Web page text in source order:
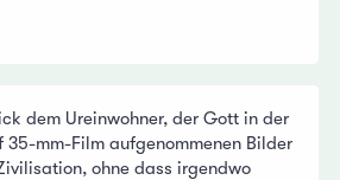
dem Ureinwohner, der Gott in der
35-mm-Film aufgenommenen Bilder
ohne dass irgendwo